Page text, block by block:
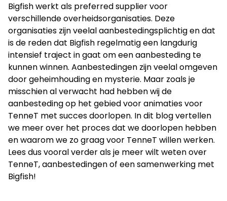
Contact
Strategie
Film
Bigfish werkt als preferred supplier voor
verschillende overheidsorganisaties. Deze
organisaties zijn veelal aanbestedingsplichtig en dat
is de reden dat Bigfish regelmatig een langdurig
intensief traject in gaat om een aanbesteding te
kunnen winnen. Aanbestedingen zijn veelal omgeven
door geheimhouding en mysterie. Maar zoals je
misschien al verwacht had hebben wij de
aanbesteding op het gebied voor animaties voor
TenneT met succes doorlopen. In dit blog vertellen
we meer over het proces dat we doorlopen hebben
en waarom we zo graag voor TenneT willen werken.
Lees dus vooral verder als je meer wilt weten over
TenneT, aanbestedingen of een samenwerking met
Bigfish!